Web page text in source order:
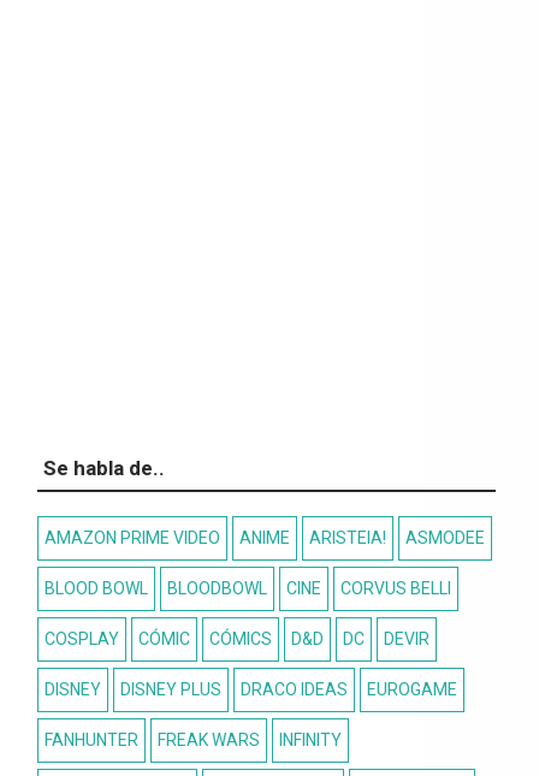
Se habla de..
AMAZON PRIME VIDEO ANIME ARISTEIA! ASMODEE
BLOOD BOWL BLOODBOWL CINE CORVUS BELLI
COSPLAY CÓMIC CÓMICS D&D DC DEVIR
DISNEY DISNEY PLUS DRACO IDEAS EUROGAME
FANHUNTER FREAK WARS INFINITY